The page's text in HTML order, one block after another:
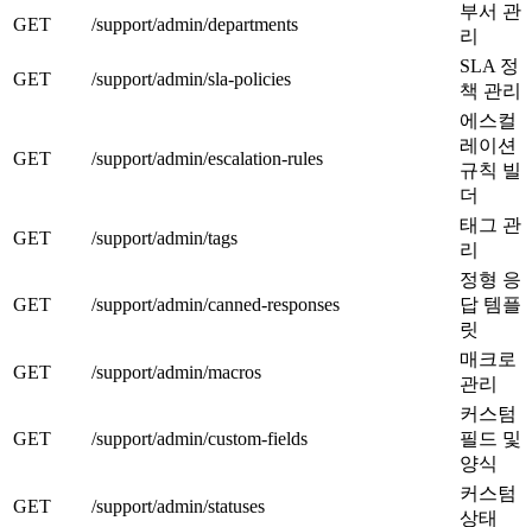
GET /support/admin/departments
부서 관
리
GET /support/admin/sla-policies
SLA 정
책 관리
GET /support/admin/escalation-rules
에스컬
레이션
규칙 빌
더
GET /support/admin/tags
태그 관
리
GET /support/admin/canned-responses
정형 응
답 템플
릿
GET /support/admin/macros
매크로
관리
GET /support/admin/custom-fields
커스텀
필드 및
양식
GET /support/admin/statuses
커스텀
상태